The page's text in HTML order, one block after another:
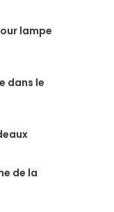
lampe
dans le
de la